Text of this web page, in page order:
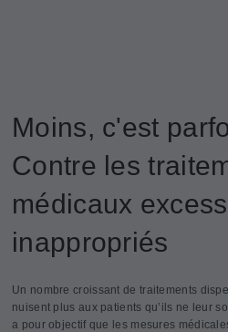
Moins, c'est
Contre les
médicaux
inappropriés
Un nombre croissant de traitements
nuisent plus aux patients qu’ils ne leur
a pour objectif que les mesures